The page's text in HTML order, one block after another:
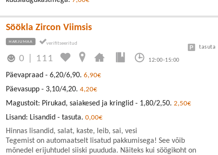
Söökla Zircon Viimsis
HARJUMAA
0 111 12:00-15:00
tasuta
Päevapraad - 6,20/6,90. 6,90€
Päevasupp - 3,10/4,20. 4,20€
Magustoit: Pirukad, saiakesed ja kringlid - 1,80/2,50. 2,50€
Lisand: Lisandid - tasuta. 0,00€
Hinnas lisandid, salat, kaste, leib, sai, vesi
Tegemist on automaatselt lisatud pakkumisega! See võib
mõnedel erijuhtudel siiski puududa. Näiteks kui söögikoht on